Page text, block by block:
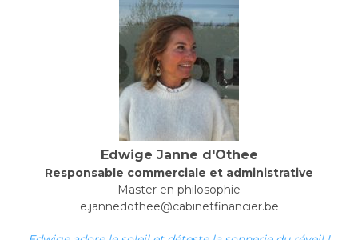
Edwige Janne d'Othee
Responsable commerciale et administrative
Master en philosophie
e.jannedothee@cabinetfinancier.be